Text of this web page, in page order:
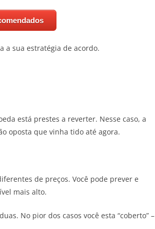
a sua estratégia de acordo.
está prestes a reverter. Nesse caso, a
oposta que vinha tido até agora.
de preços. Você pode prever e
mais alto.
No pior dos casos você esta “coberto” –